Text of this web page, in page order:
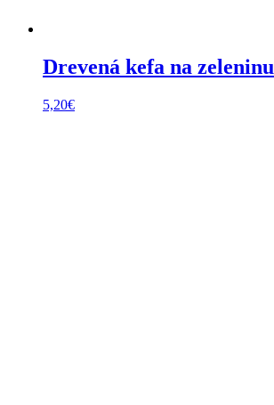
Drevená kefa na zeleninu
5,20€